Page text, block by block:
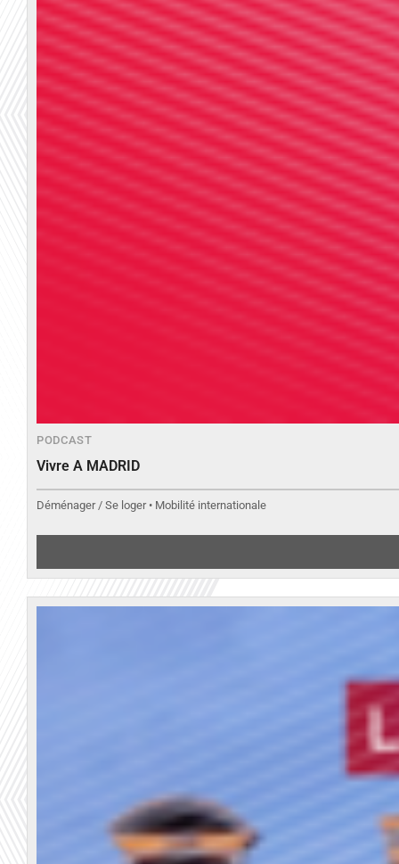
PODCAST
Vivre A MADRID
Déménager / Se loger • Mobilité internationale